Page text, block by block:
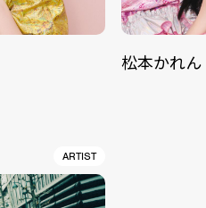
松本かれん
ARTIST